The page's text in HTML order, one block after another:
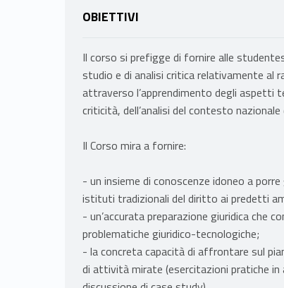
OBIETTIVI
Il corso si prefigge di fornire alle
studio e di analisi critica relativamente al
attraverso l’apprendimento degli aspetti
criticità, dell’analisi del contesto
Il Corso mira a fornire:
- un insieme di conoscenze idoneo a
istituti tradizionali del diritto ai predetti
- un’accurata preparazione giuridica che
problematiche giuridico-tecnologiche;
- la concreta capacità di affrontare sul
di attività mirate (esercitazioni pratiche in